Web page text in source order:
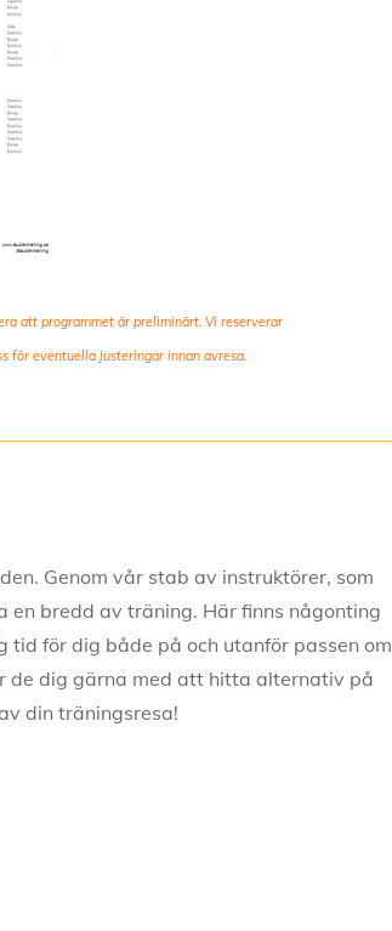
att programmet är preliminärt. Vi reserverar
för eventuella justeringar innan avresa.
Genom vår stab av instruktörer, som
bredd av träning. Här finns någonting
för dig både på och utanför passen om
de dig gärna med att hitta alternativ på
din träningsresa!